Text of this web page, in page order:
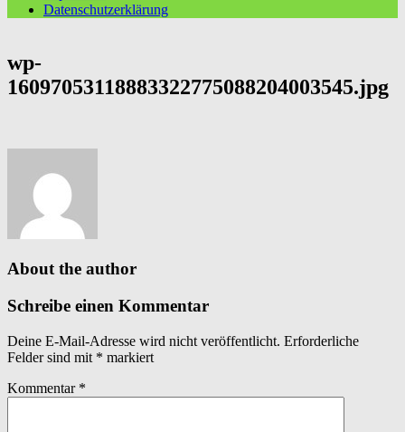
Datenschutzerklärung
wp-
16097053118883322775088204003545.jpg
About the author
Schreibe einen Kommentar
Deine E-Mail-Adresse wird nicht veröffentlicht. Erforderliche
Felder sind mit * markiert
Kommentar *